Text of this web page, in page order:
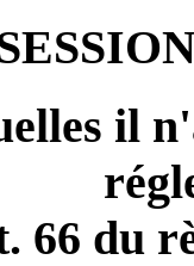
il
66 du